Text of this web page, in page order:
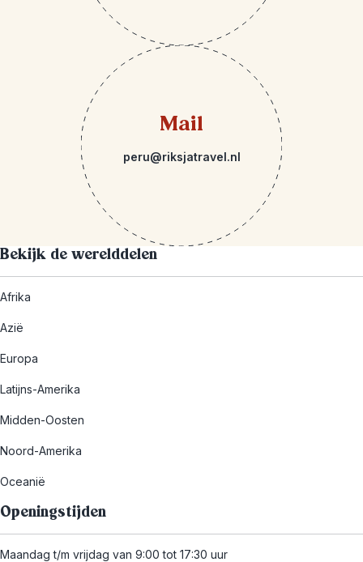
Mail
peru@riksjatravel.nl
Bekijk de werelddelen
Afrika
Azië
Europa
Latijns-Amerika
Midden-Oosten
Noord-Amerika
Oceanië
Openingstijden
Maandag t/m vrijdag van 9:00 tot 17:30 uur